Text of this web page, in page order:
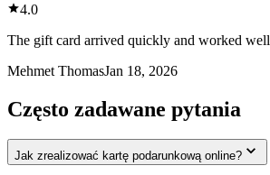
4.0
The gift card arrived quickly and worked well
Mehmet ThomasJan 18, 2026
Często zadawane pytania
Jak zrealizować kartę podarunkową online?